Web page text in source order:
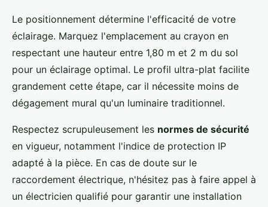
Le positionnement détermine l'efficacité de votre
éclairage. Marquez l'emplacement au crayon en
respectant une hauteur entre 1,80 m et 2 m du sol
pour un éclairage optimal. Le profil ultra-plat facilite
grandement cette étape, car il nécessite moins de
dégagement mural qu'un luminaire traditionnel.
Respectez scrupuleusement les normes de sécurité
en vigueur, notamment l'indice de protection IP
adapté à la pièce. En cas de doute sur le
raccordement électrique, n'hésitez pas à faire appel à
un électricien qualifié pour garantir une installation